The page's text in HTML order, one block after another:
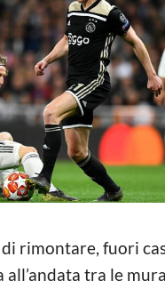
di rimontare, fuori
tra le